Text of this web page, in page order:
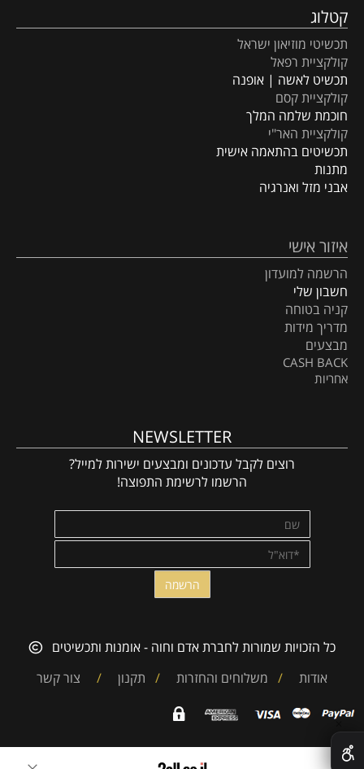
קטלוג
תכשיטי מוזיאון ישראל
קולקציית רפאל
תכשיט לאשה | אופנה
קולקציית קסם
חוכמת שלמה המלך
קולקציית האר"י
תכשיטים בהתאמה אישית
מתנות
אבני מזל ואנרגיה
איזור אישי
הרשמה למועדון
חשבון שלי
קניה בטוחה
מדריך מידות
מבצעים
CASH BACK
אחריות
NEWSLETTER
רוצים לקבל עדכונים ומבצעים ישירות למייל?
הרשמו לרשימת התפוצה!
כל הזכויות שמורות לחברת אדם וחוה - אומנות ותכשיטים
אודות
/ משלוחים והחזרות / תקנון / צור קשר